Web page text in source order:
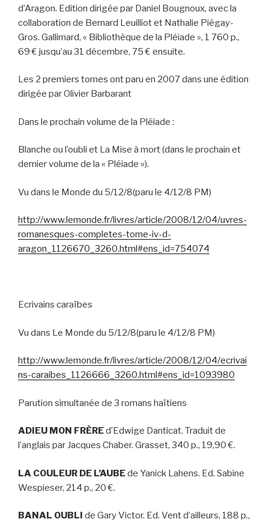
d’Aragon. Edition dirigée par Daniel Bougnoux, avec la
collaboration de Bernard Leuilliot et Nathalie Piégay-
Gros. Gallimard, « Bibliothèque de la Pléiade », 1 760 p.,
69 € jusqu’au 31 décembre, 75 € ensuite.
Les 2 premiers tomes ont paru en 2007 dans une édition
dirigée par Olivier Barbarant
Dans le prochain volume de la Pléiade :
Blanche ou l’oubli et La Mise à mort(dans le prochain et
dernier volume de la « Pléiade »).
Vu dans le Monde du 5/12/8(paru le 4/12/8 PM)
http://www.lemonde.fr/livres/article/2008/12/04/uvres-
romanesques-completes-tome-iv-d-
aragon_1126670_3260.html#ens_id=754074
Ecrivains caraïbes
Vu dans Le Monde du 5/12/8(paru le 4/12/8 PM)
http://www.lemonde.fr/livres/article/2008/12/04/ecrivai
ns-caraibes_1126666_3260.html#ens_id=1093980
Parution simultanée de 3 romans haïtiens
ADIEU MON FRÈREd’Edwige Danticat. Traduit de
l’anglais par Jacques Chaber. Grasset, 340 p., 19,90 €.
LA COULEUR DE L’AUBEde Yanick Lahens. Ed. Sabine
Wespieser, 214 p., 20 €.
BANAL OUBLI de Gary Victor. Ed. Vent d’ailleurs, 188 p.,